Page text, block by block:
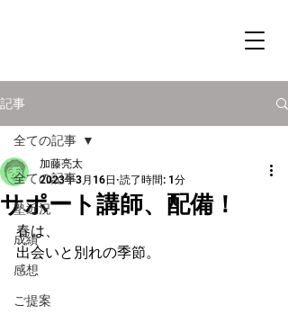
記事
全ての記事
塾近況
成績
感想
ご提案
全ての記事
サポート講師、配備！
加藤亮太
2023年3月16日 読了時間: 1分
春は、
出会いと別れの季節。